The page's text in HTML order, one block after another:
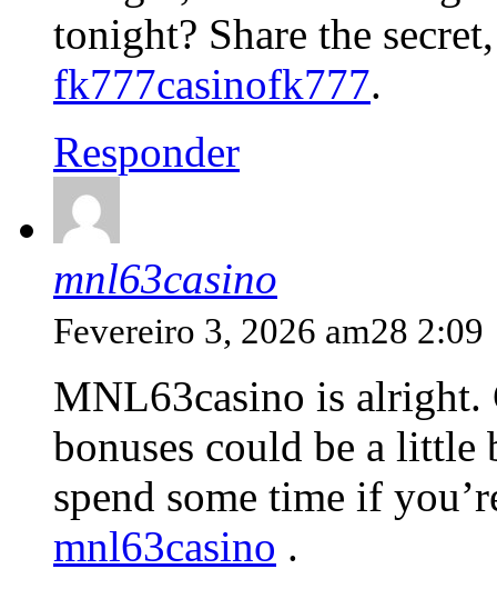
tonight? Share the
fk777casinofk777.
Responder
mnl63casino
Fevereiro 3, 2026 am28 2:09
MNL63casino is alright.
bonuses could be a little
spend some time if
mnl63casino .